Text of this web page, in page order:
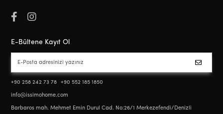
E-Bültene Kayıt Ol
+90 258 242 73 78 +90 552 185 1850
info@issimohome.com
Barbaros mah. Mehmet Emin Durul Cad. No:26/1 Merkezefendi/Denizli